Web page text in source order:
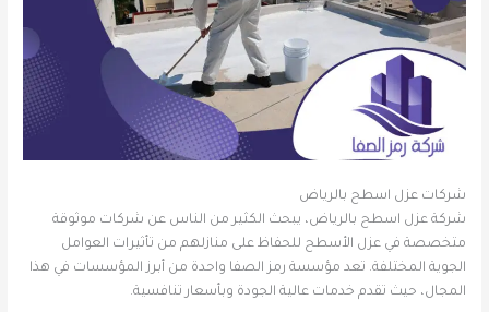
شركات عزل اسطح بالرياض
شركة عزل اسطح بالرياض، يبحث الكثير من الناس عن شركات موثوقة
متخصصة في عزل الأسطح للحفاظ على منازلهم من تأثيرات العوامل
الجوية المختلفة. تعد مؤسسة رمز الصفا واحدة من أبرز المؤسسات في هذا
المجال، حيث تقدم خدمات عالية الجودة وبأسعار تنافسية.